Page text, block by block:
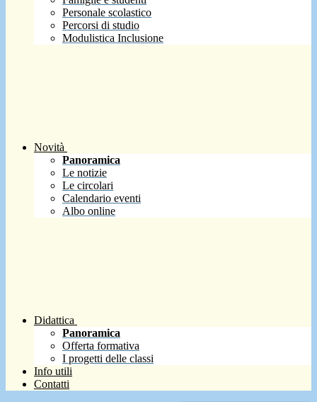
Personale scolastico
Percorsi di studio
Modulistica Inclusione
Novità
Panoramica
Le notizie
Le circolari
Calendario eventi
Albo online
Didattica
Panoramica
Offerta formativa
I progetti delle classi
Info utili
Contatti